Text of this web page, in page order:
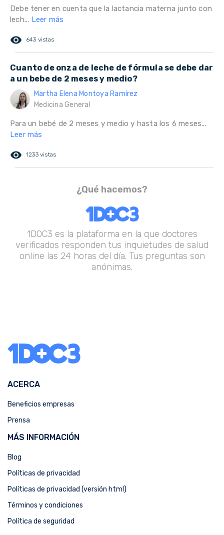
Debe tener en cuenta que la lactancia materna junto con
lech... Leer más
remove_red_eye 643 vistas
Cuanto de onza de leche de fórmula se debe dar
a un bebe de 2 meses y medio?
Martha Elena Montoya Ramírez
Medicina General
Para un bebé de 2 meses y medio y hasta los 6 meses...
Leer más
remove_red_eye 1233 vistas
¿Qué hacemos?
1DOC3 es la plataforma en la que doctores
verificados responden tus inquietudes de salud
online las 24 horas del día. Tus preguntas son
anónimas.
ACERCA
Beneficios empresas
Prensa
MÁS INFORMACIÓN
Blog
Políticas de privacidad
Políticas de privacidad (versión html)
Términos y condiciones
Política de seguridad